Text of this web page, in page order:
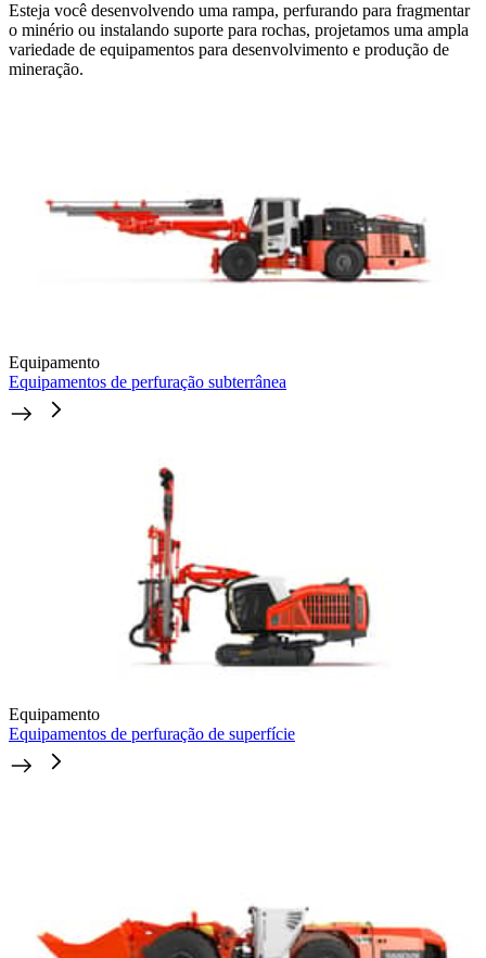
Esteja você desenvolvendo uma rampa, perfurando para fragmentar
o minério ou instalando suporte para rochas, projetamos uma ampla
variedade de equipamentos para desenvolvimento e produção de
mineração.
Equipamento
Equipamentos de perfuração subterrânea
Equipamento
Equipamentos de perfuração de superfície